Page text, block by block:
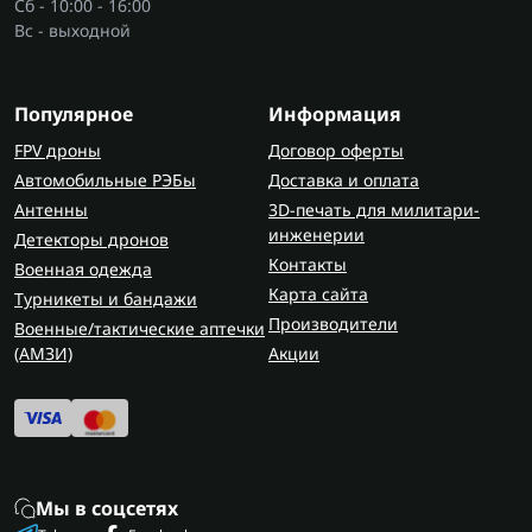
сверлильные станки
гаража, небольшой мастерской и
периодической работы. Стационарные рейсмусы
тяжелее, имеют более жесткий стол и спокойнее
работают с длинными досками.
Комбинированные станки соединяют фуганок и
рейсмус, если места мало.
Особенности и преимущества
рейсмусов
Ширина строгания
древесину;
Сб - 10:00 - 16:00
Вс - выходной
Популярное
FPV дроны
Автомобильные РЭБы
Антенны
Детекторы дронов
Военная одежда
Турникеты и бандажи
Военные/тактические аптечки
(AMЗИ)
Информация
Договор оферты
Доставка и оплата
3D-печать для милитари-
инженерии
Контакты
Карта сайта
Производители
Акции
Мы в соцсетях